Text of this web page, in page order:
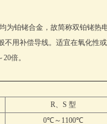
铂铑合金，故简称双铂铑热
用补偿导线。适宜在氧化性
倍。
R、S 型
0℃～1100℃